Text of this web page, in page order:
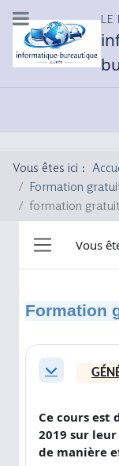
LE
Vous êtes ici :
Formation
formation